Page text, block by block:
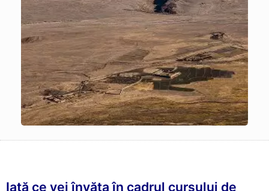
Iată ce vei învăța în cadrul cursului de